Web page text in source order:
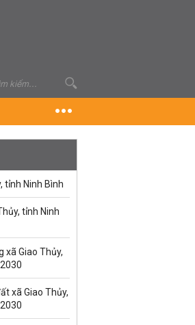
tỉnh Ninh Bình
tỉnh Ninh
xã Giao Thủy,
xã Giao Thủy,